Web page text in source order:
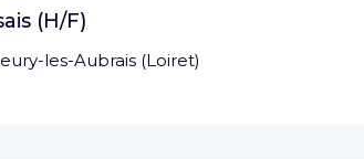
(H/F)
les-Aubrais(Loiret)